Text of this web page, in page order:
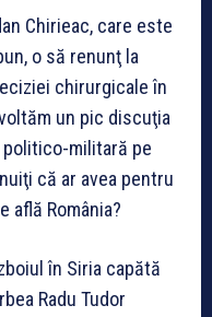
Chirieac, care este
o să renunţ la
chirurgicale în
un pic discuţia
politico-militară pe
că ar avea pentru
află România?
în Siria capătă
Radu Tudor